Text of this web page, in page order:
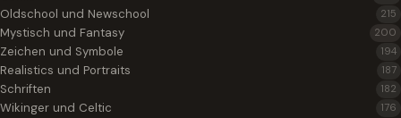
Oldschool und Newschool 215
Mystisch und Fantasy 200
Zeichen und Symbole 194
Realistics und Portraits 187
Schriften 182
Wikinger und Celtic 176